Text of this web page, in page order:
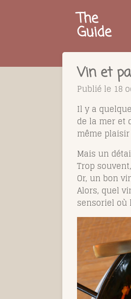
The
Guide
Vin et
Publié le 18
Il y a
de la mer et
même
Mais un
Trop
Or, un bon
Alors, quel
sensoriel où